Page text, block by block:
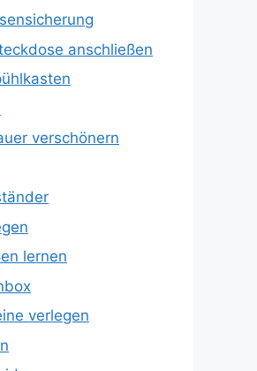
anschließen
verschönern
lernen
verlegen